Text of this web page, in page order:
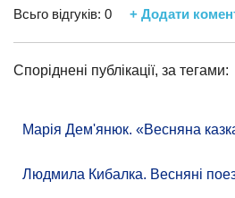
Всьго відгуків: 0 + Додати
Споріднені публікації, за тегами:
Марія Дем'янюк. «Весняна
Людмила Кибалка. Весняні